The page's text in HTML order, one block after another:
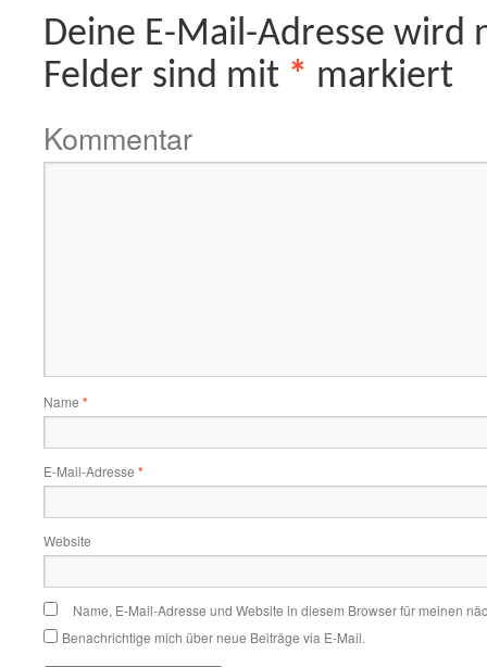
Deine E-Mail-Adresse
Felder sind mit * markiert
Kommentar
Name *
E-Mail-Adresse *
Website
Name, E-Mail-Adresse und Website in diesem Browser für meinen
Benachrichtige mich über neue Beiträge via E-Mail.